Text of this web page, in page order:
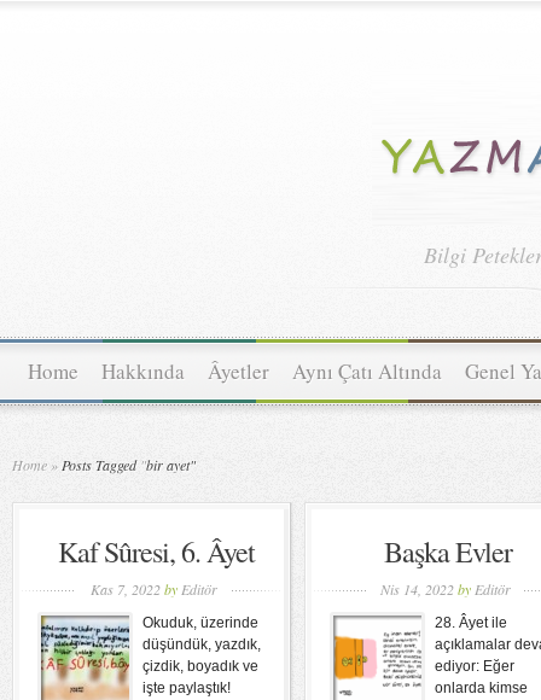
Bilgi
Home Hakkında Âyetler Aynı Çatı Altında Genel
Home » Posts Tagged"bir ayet"
Kaf Sûresi, 6. Âyet
Kas 7, 2022by Editör
Okuduk, üzerinde
düşündük, yazdık,
çizdik, boyadık ve
işte paylaştık!
Başka Evler
Nis 14, 2022by Editör
28. Âyet ile
açıklamalar
ediyor: Eğer
onlarda kimse